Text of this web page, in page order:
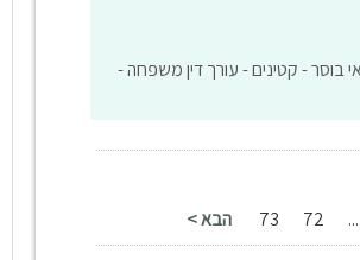
בוסר - קטינים - עורך דין משפחה -
...
72
73 הבא >